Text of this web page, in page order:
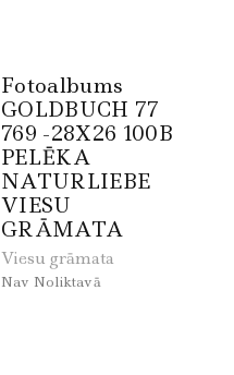
Fotoalbums
GOLDBUCH 77
769 -28X26 100B
PELĒKA
NATURLIEBE
VIESU
GRĀMATA
Viesu grāmata
Nav Noliktavā